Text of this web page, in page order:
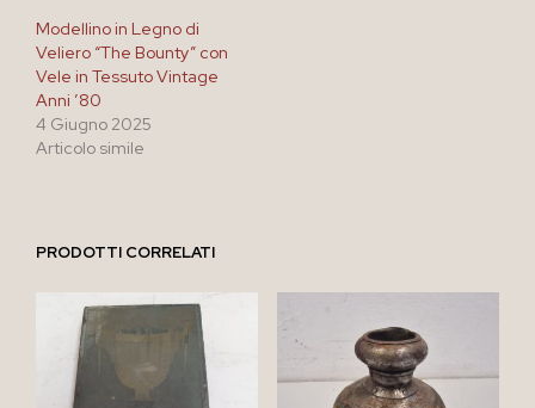
Modellino in Legno di
Veliero “The Bounty” con
Vele in Tessuto Vintage
Anni ’80
4 Giugno 2025
Articolo simile
PRODOTTI CORRELATI